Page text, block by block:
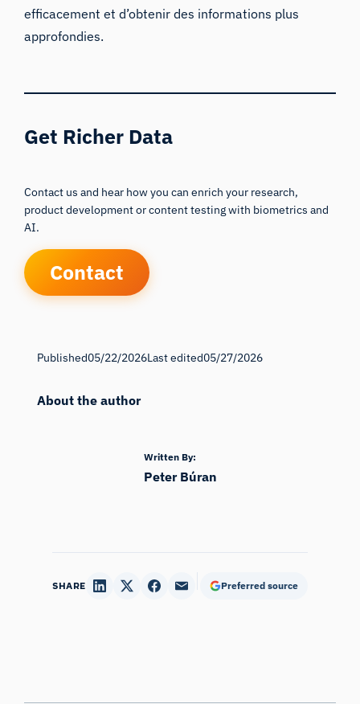
efficacement et d’obtenir des informations plus
approfondies.
Get Richer Data
Contact us and hear how you can enrich your research,
product development or content testing with biometrics and
AI.
Contact
Published05/22/2026Last edited05/27/2026
About the author
Written By:
Peter Búran
SHARE Preferred source